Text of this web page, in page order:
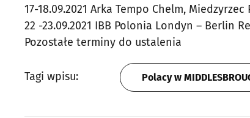
17-18.09.2021 Arka Tempo Chelm, Miedzyrzec
22 -23.09.2021 IBB Polonia Londyn – Berlin
Pozostałe terminy do ustalenia
Tagi wpisu: Polacy w